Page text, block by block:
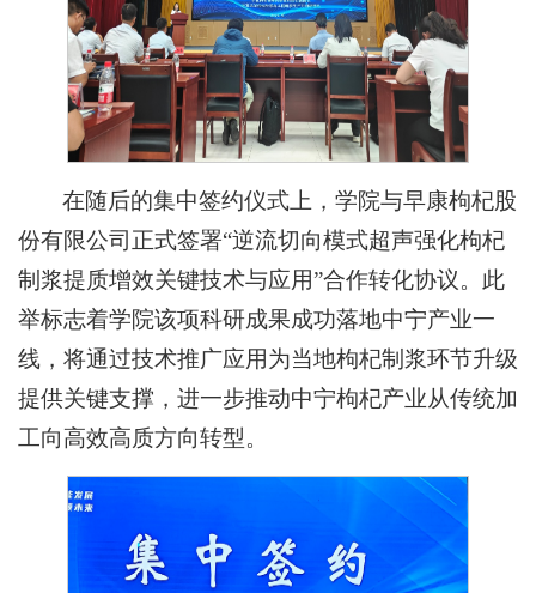
在随后的集中签约仪式上，学院与早康枸杞股
份有限公司正式签署“逆流切向模式超声强化枸杞
制浆提质增效关键技术与应用”合作转化协议。此
举标志着学院该项科研成果成功落地中宁产业一
线，将通过技术推广应用为当地枸杞制浆环节升级
提供关键支撑，进一步推动中宁枸杞产业从传统加
工向高效高质方向转型。